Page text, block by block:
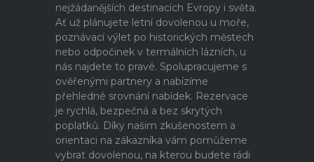
nejžádanějších destinacích Evropy i světa.
Ať už plánujete letní dovolenou u moře,
poznávací výlet po historických městech
nebo odpočinek v termálních lázních, u
nás najdete to pravé. Spolupracujeme s
ověřenými partnery a nabízíme
přehledné srovnání nabídek. Rezervace
je rychlá, bezpečná a bez skrytých
poplatků. Díky našim zkušenostem a
orientaci na zákazníka vám pomůžeme
vybrat dovolenou, na kterou budete rádi